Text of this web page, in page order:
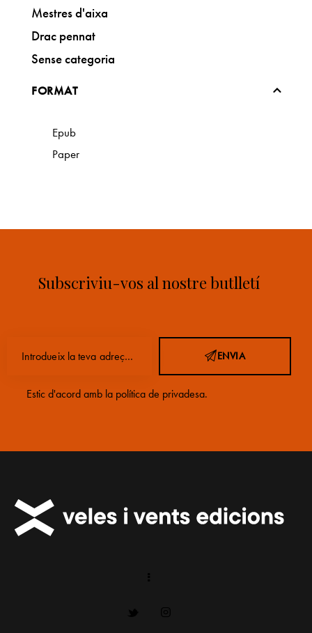
Mestres d'aixa
Drac pennat
Sense categoria
FORMAT
Epub
Paper
Subscriviu-vos al nostre butlletí
ENVIA
Estic d'acord amb la política de privadesa.